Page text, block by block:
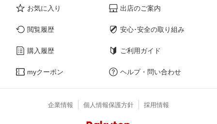
お気に入り
閲覧履歴
購入履歴
myクーポン
出店のご案内
安心･安全の取り組み
ご利用ガイド
ヘルプ・問い合わせ
企業情報 個人情報保護方針 採用情報